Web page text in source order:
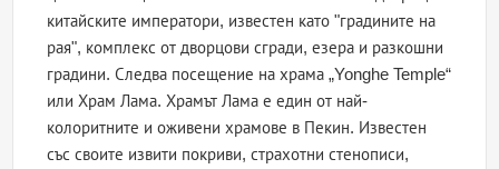
китайските императори, известен като "градините на
рая", комплекс от дворцови сгради, езера и разкошни
градини. Следва посещение на храма „Yonghe Temple“
или Храм Лама. Храмът Лама е един от най-
колоритните и оживени храмове в Пекин. Известен
със своите извити покриви, страхотни стенописи,